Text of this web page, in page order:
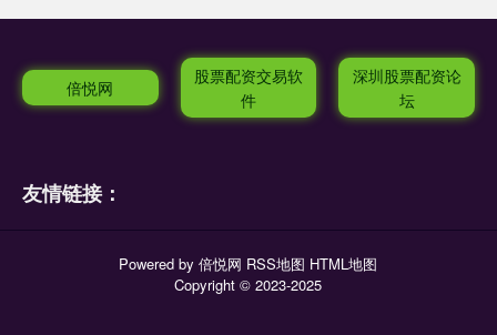
倍悦网
股票配资交易软
件
深圳股票配资论
坛
友情链接：
Powered by倍悦网 RSS地图 HTML地图
Copyright© 2023-2025